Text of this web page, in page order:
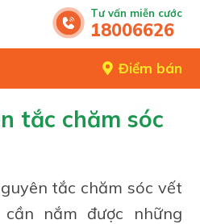
Tư vấn miễn cước
18006626
Điểm bán
tắc chăm sóc
tắc chăm sóc vết
nắm được những